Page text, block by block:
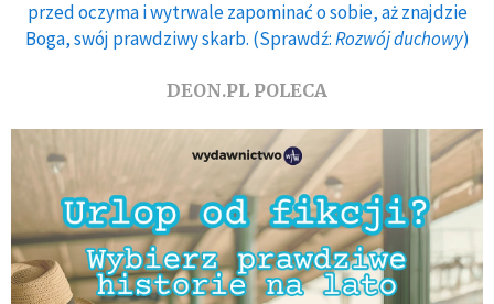
przed oczyma i wytrwale zapominać o sobie, aż znajdzie
Boga, swój prawdziwy skarb. (Sprawdź:Rozwój duchowy)
DEON.PL POLECA